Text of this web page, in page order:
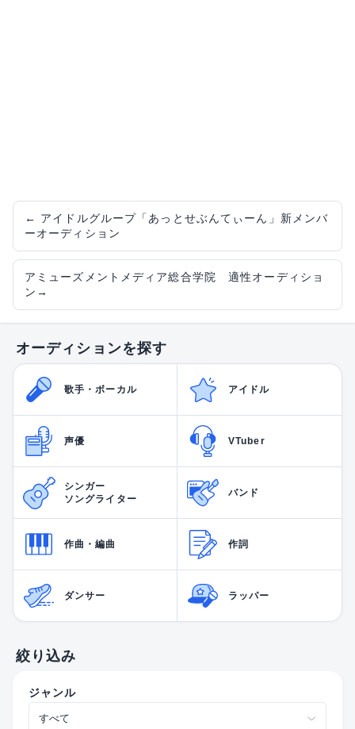
← アイドルグループ「あっとせぶんてぃーん」新メンバ
ーオーディション
アミューズメントメディア総合学院 適性オーディショ
ン →
オーディションを探す
歌手・ボーカル アイドル
声優 VTuber
シンガー
ソングライター
バンド
作曲・編曲 作詞
ダンサー ラッパー
絞り込み
ジャンル